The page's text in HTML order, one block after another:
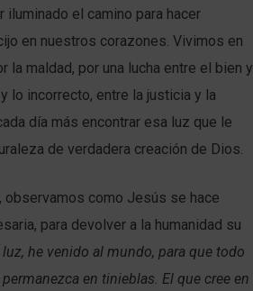
iluminado el camino para hacer
en nuestros corazones. Vivimos en
la maldad, por una lucha entre el bien y
lo incorrecto, entre la justicia y la
día más encontrar esa luz que le
de verdadera creación de Dios.
observamos como Jesús se hace
para devolver a la humanidad su
luz, he venido al mundo, para que todo
en tinieblas. El que cree en